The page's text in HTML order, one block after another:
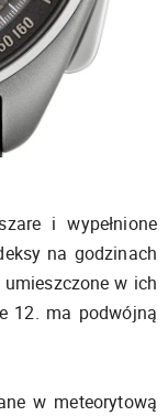
i wypełnione
na godzinach
w ich
12. ma podwójną
w meteorytową